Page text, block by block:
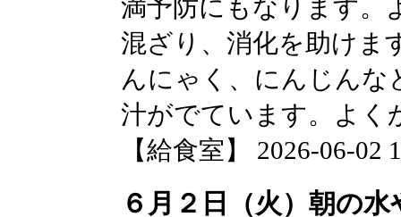
満予防にもなります。
混ざり、消化を助けま
んにゃく、にんじんな
汁がでています。よく
【給食室】 2026-06-02
６月２日（火）朝の水